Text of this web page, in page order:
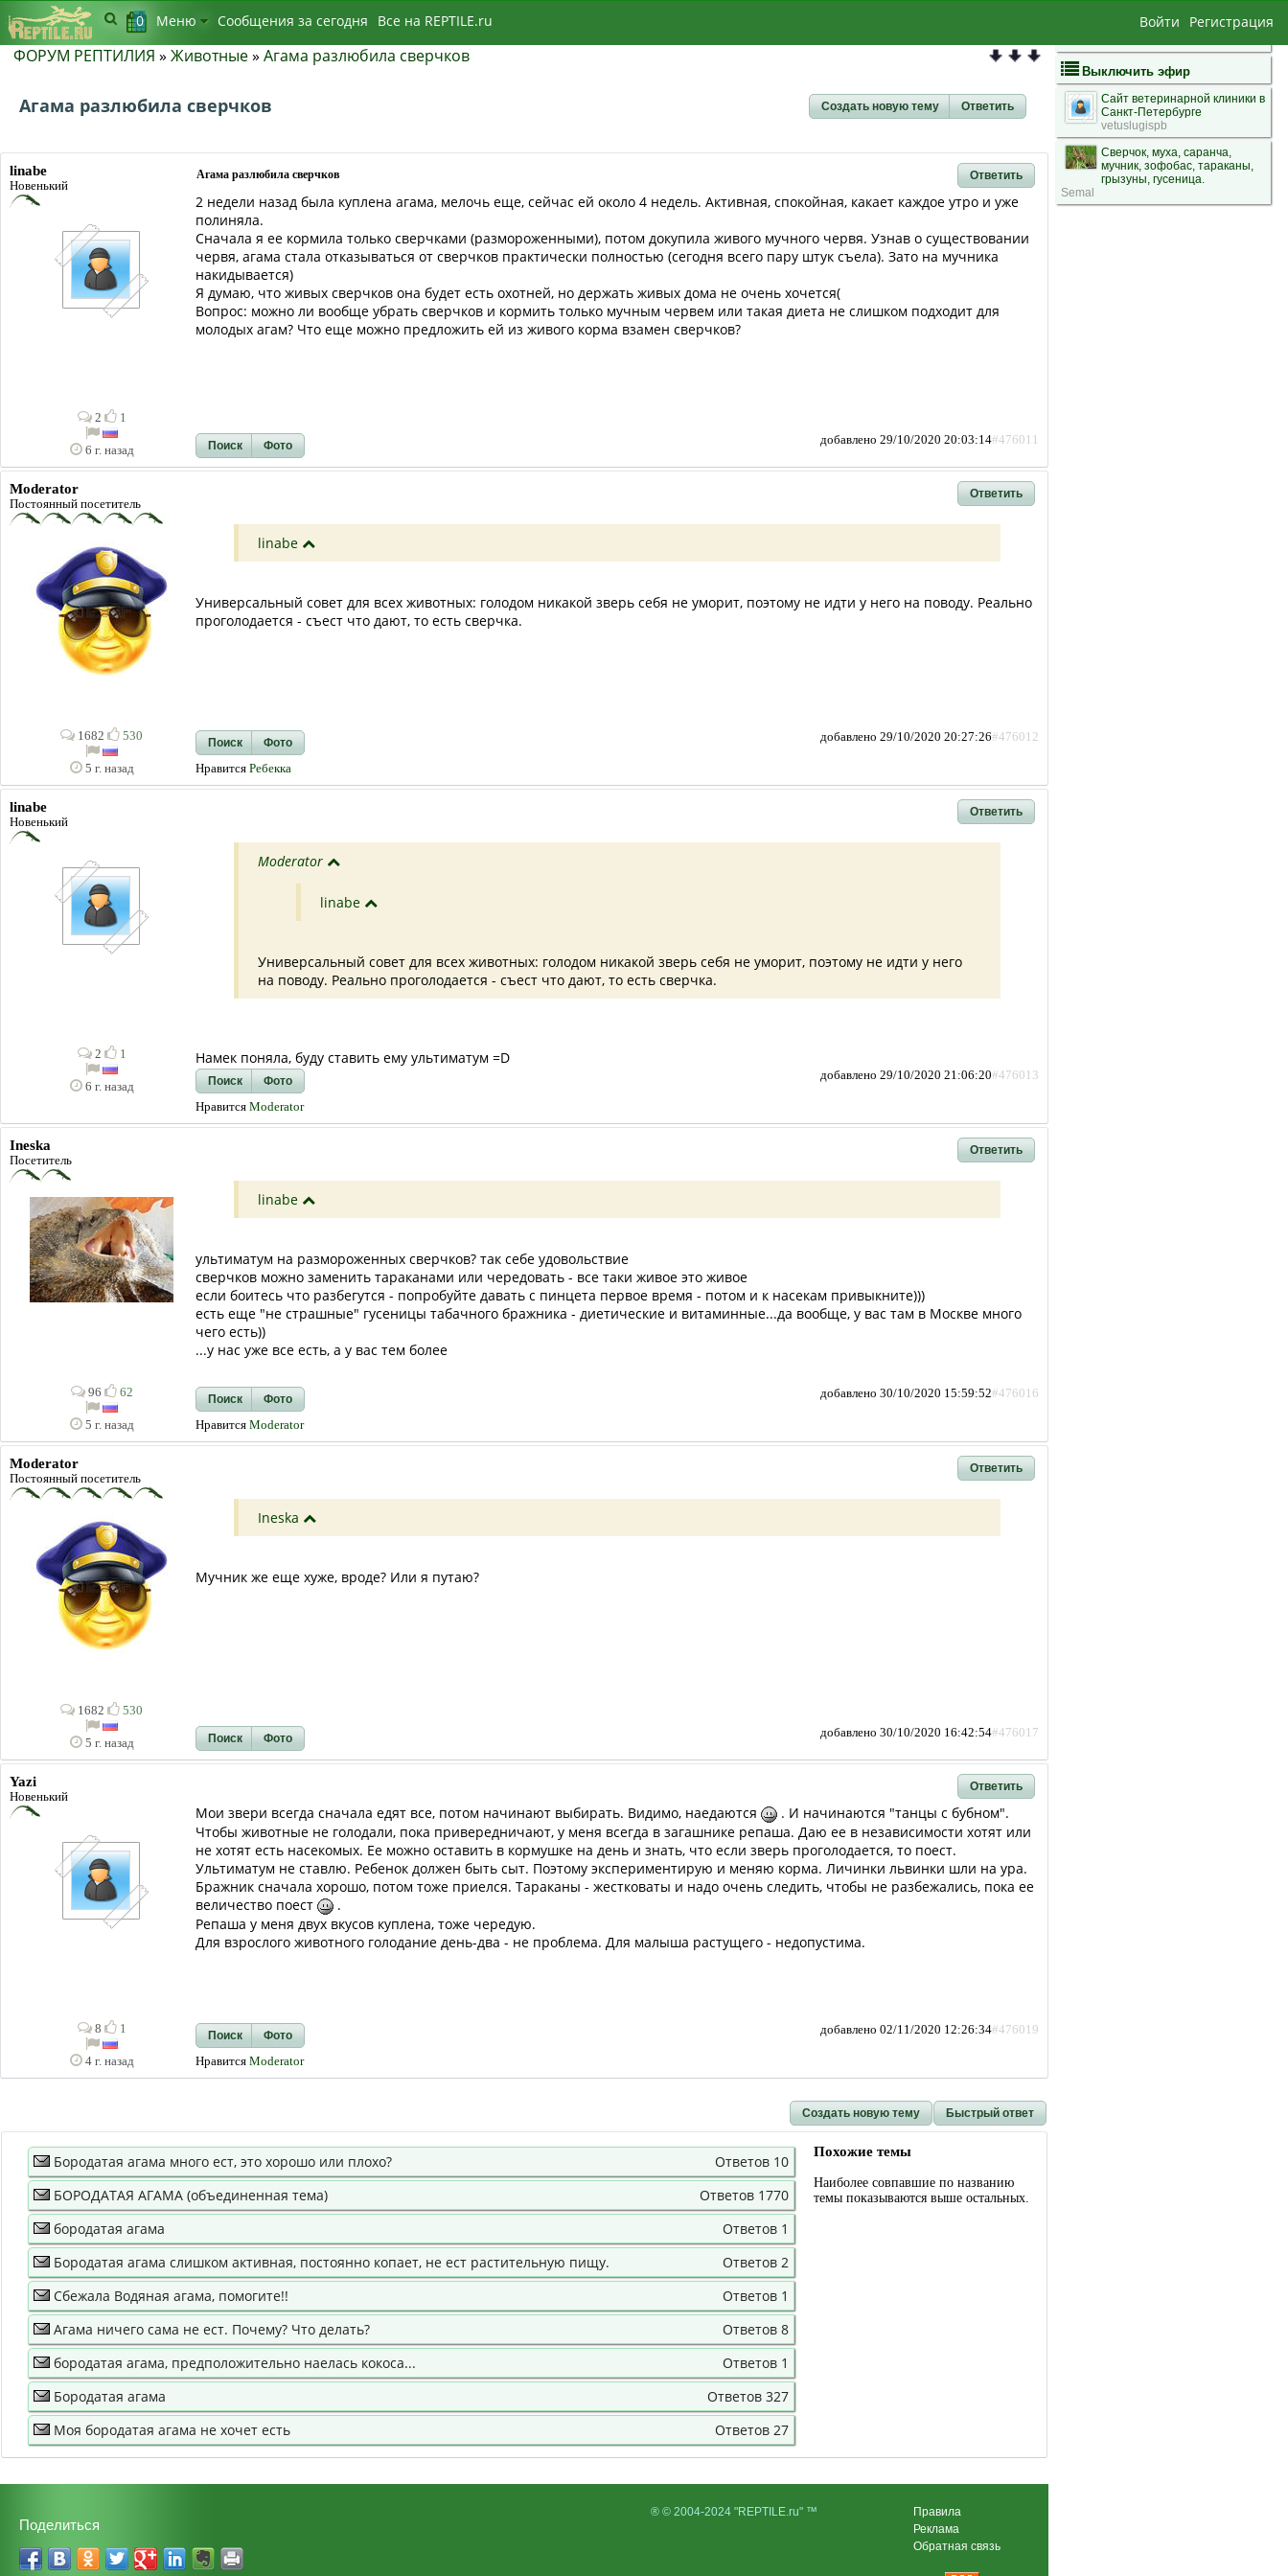
ФОРУМ РЕПТИЛИЯ » Животные» Агама разлюбила сверчков
Агама разлюбила сверчков Создать новую тему Ответить
linabe
Новенький
2 1
6 г. назад
Агама разлюбила сверчков Ответить
2 недели назад была куплена агама, мелочь еще, сейчас ей около 4 недель. Активная, спокойная, какает каждое утро и уже
полиняла.
Сначала я ее кормила только сверчками (размороженными), потом докупила живого мучного червя. Узнав о существовании
червя, агама стала отказываться от сверчков практически полностью (сегодня всего пару штук съела). Зато на мучника
накидывается)
Я думаю, что живых сверчков она будет есть охотней, но держать живых дома не очень хочется(
Вопрос: можно ли вообще убрать сверчков и кормить только мучным червем или такая диета не слишком подходит для
молодых агам? Что еще можно предложить ей из живого корма взамен сверчков?
Поиск Фото добавлено 29/10/2020 20:03:14#476011
Moderator
Постоянный посетитель
1682 530
5 г. назад
Ответить
linabe
Универсальный совет для всех животных: голодом никакой зверь себя не уморит, поэтому не идти у него на поводу. Реально
проголодается - съест что дают, то есть сверчка.
Поиск Фото добавлено 29/10/2020 20:27:26#476012
Нравится Ребекка
linabe
Новенький
2 1
6 г. назад
Ответить
Moderator
linabe
Универсальный совет для всех животных: голодом никакой зверь себя не уморит, поэтому не идти у него
на поводу. Реально проголодается - съест что дают, то есть сверчка.
Намек поняла, буду ставить ему ультиматум =D
Поиск Фото добавлено 29/10/2020 21:06:20#476013
Нравится Moderator
Ineska
Посетитель
96 62
5 г. назад
Ответить
linabe
ультиматум на размороженных сверчков? так себе удовольствие
сверчков можно заменить тараканами или чередовать - все таки живое это живое
если боитесь что разбегутся - попробуйте давать с пинцета первое время - потом и к насекам привыкните)))
есть еще "не страшные" гусеницы табачного бражника - диетические и витаминные...да вообще, у вас там в Москве много
чего есть))
...у нас уже все есть, а у вас тем более
Поиск Фото добавлено 30/10/2020 15:59:52#476016
Нравится Moderator
Moderator
Постоянный посетитель
1682 530
5 г. назад
Ответить
Ineska
Мучник же еще хуже, вроде? Или я путаю?
Поиск Фото добавлено 30/10/2020 16:42:54#476017
Yazi
Новенький
8 1
4 г. назад
Ответить
Мои звери всегда сначала едят все, потом начинают выбирать. Видимо, наедаются
. И начинаются "танцы с бубном".
Чтобы животные не голодали, пока привередничают, у меня всегда в загашнике репаша. Даю ее в независимости хотят или
не хотят есть насекомых. Ее можно оставить в кормушке на день и знать, что если зверь проголодается, то поест.
Ультиматум не ставлю. Ребенок должен быть сыт. Поэтому экспериментирую и меняю корма. Личинки львинки шли на ура.
Бражник сначала хорошо, потом тоже приелся. Тараканы - жестковаты и надо очень следить, чтобы не разбежались, пока ее
величество поест
.
Репаша у меня двух вкусов куплена, тоже чередую.
Для взрослого животного голодание день-два - не проблема. Для малыша растущего - недопустима.
Поиск Фото добавлено 02/11/2020 12:26:34#476019
Нравится Moderator
Создать новую тему Быстрый ответ
Бородатая агама много ест, это хорошо или плохо?
Ответов 10
БОРОДАТАЯ АГАМА (объединенная тема)
Ответов 1770
бородатая агама
Ответов 1
Бородатая агама слишком активная, постоянно копает, не ест растительную пищу.
Ответов 2
Сбежала Водяная агама, помогите!!
Ответов 1
Агама ничего сама не ест. Почему? Что делать?
Ответов 8
бородатая агама, предположительно наелась кокоса...
Ответов 1
Бородатая агама
Ответов 327
Моя бородатая агама не хочет есть
Ответов 27
Похожие темы
Наиболее совпавшие по названию
темы показываются выше остальных.
Выключить эфир
Сайт ветеринарной клиники в
Санкт-Петербурге
vetuslugispb
Сверчок, муха, саранча,
мучник, зофобас, тараканы,
грызуны, гусеница.
Semal
0 Меню Сообщения за сегодня Bсе на REPTILE.ru Войти Регистрация
Поделиться
Правила
Реклама
Обратная связь
® © 2004-2024 "REPTILE.ru" ™